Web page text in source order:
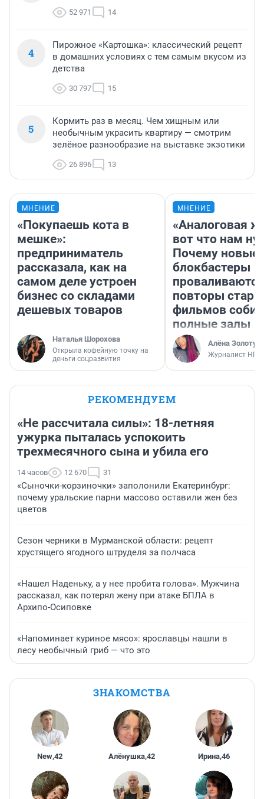
52 971 14
4
Пирожное «Картошка»: классический рецепт
в домашних условиях с тем самым вкусом из
детства
30 797 15
5
Кормить раз в месяц. Чем хищным или
необычным украсить квартиру — смотрим
зелёное разнообразие на выставке экзотики
26 896 13
МНЕНИЕ
«Покупаешь кота в
мешке»:
предприниматель
рассказала, как на
самом деле устроен
бизнес со складами
дешевых товаров
Наталья Шорохова
Открыла кофейную точку на
деньги соцразвития
МНЕНИЕ
«Аналоговая
вот что нам
Почему новые
блокбастеры
повторы
фильмов
полные залы
Алёна
Журналист НГС
РЕКОМЕНДУЕМ
«Не рассчитала силы»: 18-летняя
ужурка пыталась успокоить
трехмесячного сына и убила его
14 часов 12 670 31
«Сыночки-корзиночки» заполонили Екатеринбург:
почему уральские парни массово оставили жен без
цветов
Сезон черники в Мурманской области: рецепт
хрустящего ягодного штруделя за полчаса
«Нашел Наденьку, а у нее пробита голова». Мужчина
рассказал, как потерял жену при атаке БПЛА в
Архипо-Осиповке
«Напоминает куриное мясо»: ярославцы нашли в
лесу необычный гриб — что это
ЗНАКОМСТВА
New,42 Алёнушка,42 Ирина,46